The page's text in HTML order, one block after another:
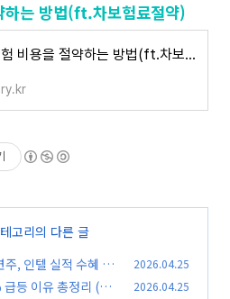
하는 방법(ft.차보험료절약)
자동차 보험 비용을 절약하는 방법(ft.차보험료절약)
고리의 다른 글
주, 인텔 실적 수혜 가
(0)
2026.04.25
등 이유 총정리 (20
2026.04.25